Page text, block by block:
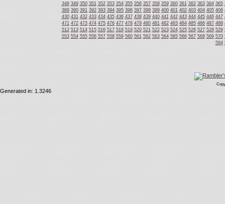
348 349 350 351 352 353 354 355 356 357 358 359 360 361 362 363 364 365
389 390 391 392 393 394 395 396 397 398 399 400 401 402 403 404 405 406
430 431 432 433 434 435 436 437 438 439 440 441 442 443 444 445 446 447
471 472 473 474 475 476 477 478 479 480 481 482 483 484 485 486 487 488
512 513 514 515 516 517 518 519 520 521 522 523 524 525 526 527 528 529
553 554 555 556 557 558 559 560 561 562 563 564 565 566 567 568 569 570
594
Generated in: 1.3246